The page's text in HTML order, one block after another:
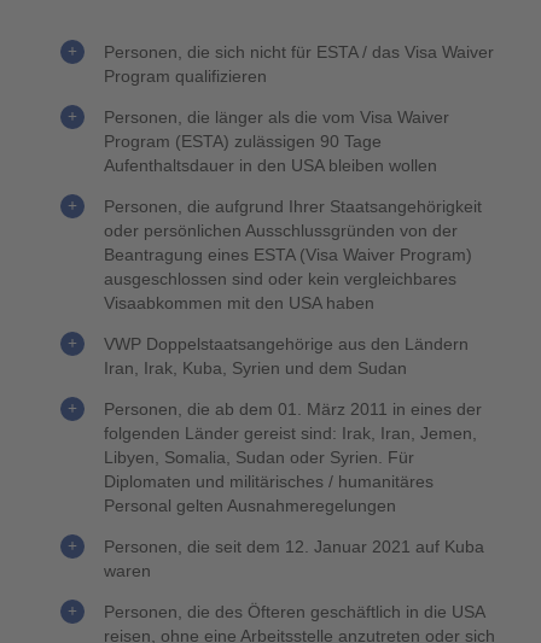
Personen, die sich nicht für ESTA / das Visa Waiver
Program qualifizieren
Personen, die länger als die vom Visa Waiver
Program (ESTA) zulässigen 90 Tage
Aufenthaltsdauer in den USA bleiben wollen
Personen, die aufgrund Ihrer Staatsangehörigkeit
oder persönlichen Ausschlussgründen von der
Beantragung eines ESTA (Visa Waiver Program)
ausgeschlossen sind oder kein vergleichbares
Visaabkommen mit den USA haben
VWP Doppelstaatsangehörige aus den Ländern
Iran, Irak, Kuba, Syrien und dem Sudan
Personen, die ab dem 01. März 2011 in eines der
folgenden Länder gereist sind: Irak, Iran, Jemen,
Libyen, Somalia, Sudan oder Syrien. Für
Diplomaten und militärisches / humanitäres
Personal gelten Ausnahmeregelungen
Personen, die seit dem 12. Januar 2021 auf Kuba
waren
Personen, die des Öfteren geschäftlich in die USA
reisen, ohne eine Arbeitsstelle anzutreten oder sich